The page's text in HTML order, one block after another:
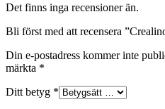
Det finns inga recensioner än.
Bli först med att recensera
Din e-postadress kommer inte
märkta *
Ditt betyg *